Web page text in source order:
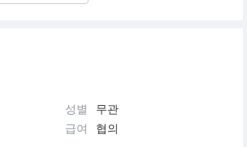
성별
무관
급여 협의